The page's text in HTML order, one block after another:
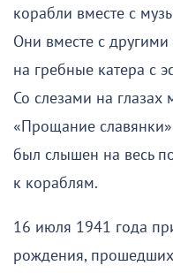
корабли вместе с
Они вместе с
на гребные катера с
Со слезами на глазах
«Прощание
был слышен на весь
к кораблям.
16 июля 1941 года
рождения,